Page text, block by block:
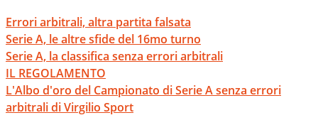
Errori arbitrali, altra partita falsata
Serie A, le altre sfide del 16mo turno
Serie A, la classifica senza errori arbitrali
IL REGOLAMENTO
L'Albo d'oro del Campionato di Serie A senza errori
arbitrali di Virgilio Sport